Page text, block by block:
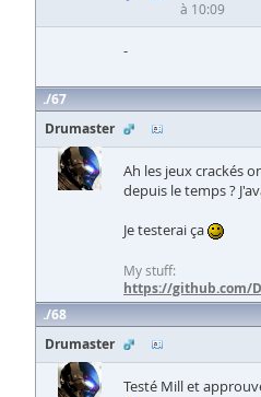
à 10:09
-
67
Drumaster
Ah les jeux crackés
depuis le temps ?
Je testerai ça
My stuff:
https://github.com/
68
Drumaster
Testé Mill et